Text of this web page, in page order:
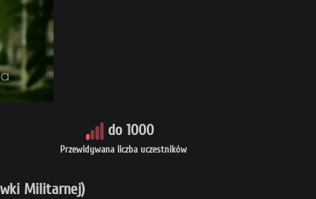
Przewidywana liczba uczestników
do 1000
Militarnej)